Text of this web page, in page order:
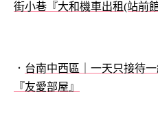
街小巷『大和機車出租(站前館
． 台南中西區｜一天只接待
『友愛部屋』